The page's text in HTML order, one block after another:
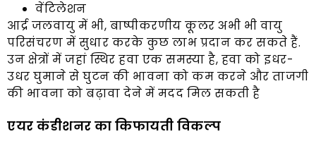
वेंटिलेशन
आर्द्र जलवायु में भी, बाष्पीकरणीय कूलर अभी भी वायु
परिसंचरण में सुधार करके कुछ लाभ प्रदान कर सकते हैं.
उन क्षेत्रों में जहां स्थिर हवा एक समस्या है, हवा को इधर-
उधर घुमाने से घुटन की भावना को कम करने और ताजगी
की भावना को बढ़ावा देने में मदद मिल सकती है
एयर कंडीशनर का किफायती विकल्प